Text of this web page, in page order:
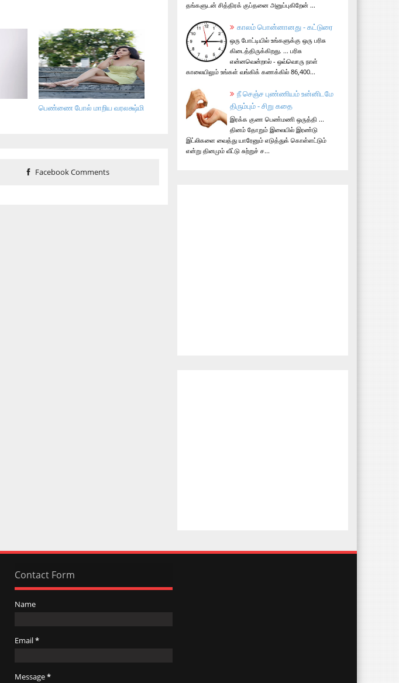
பெண்ணை போல் மாறிய வரலக்ஷ்மி
Facebook Comments
தங்களுடன் சித்திரக் குப்தனை அனுப்புகிறேன் ...
காலம் பொன்னானது - கட்டுரை
ஒரு போட்டியில் உங்களுக்கு ஒரு பரிசு
கிடைத்திருக்கிறது. ... பரிசு
என்னவென்றால் - ஒவ்வொரு நாள்
காலையிலும் உங்கள் வங்கிக் கணக்கில் 86,400...
நீ செஞ்ச புண்ணியம் உன்னிடமே
திரும்பும் - சிறு கதை
இரக்க குண பெண்மணி ஒருத்தி ...
தினம் தோறும் இலையில் இரண்டு
இட்லிகளை வைத்து யாரேனும் எடுத்துக் கொள்ளட்டும்
என்று தினமும் வீட்டு சுற்றுச் ச...
Contact Form
Name
Email*
Message*